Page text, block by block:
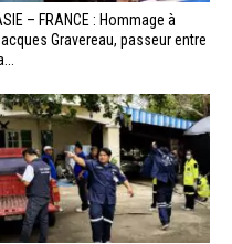
– FRANCE : Hommage à
Gravereau, passeur entre